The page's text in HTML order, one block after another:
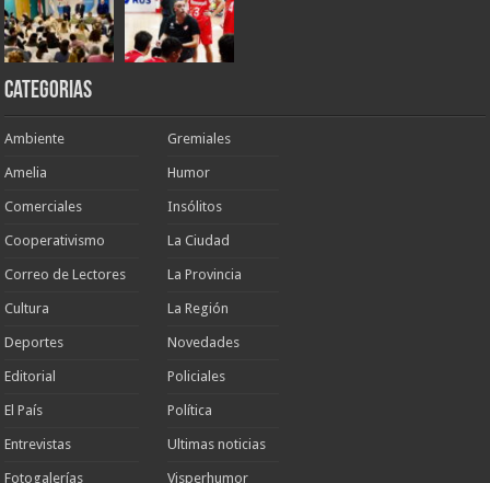
Categorias
Ambiente
Amelia
Comerciales
Cooperativismo
Correo de Lectores
Cultura
Deportes
Editorial
El País
Entrevistas
Fotogalerías
Gremiales
Humor
Insólitos
La Ciudad
La Provincia
La Región
Novedades
Policiales
Política
Ultimas noticias
Visperhumor